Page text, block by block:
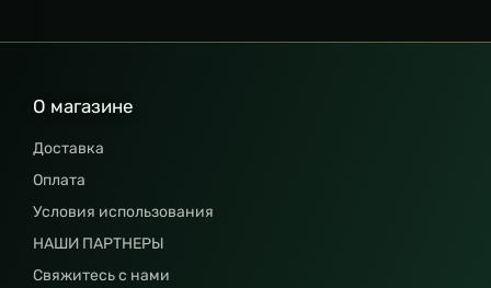
О магазине
Доставка
Оплата
Условия использования
НАШИ ПАРТНЕРЫ
Свяжитесь с нами